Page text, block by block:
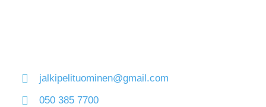
jalkipelituominen@gmail.com
050 385 7700